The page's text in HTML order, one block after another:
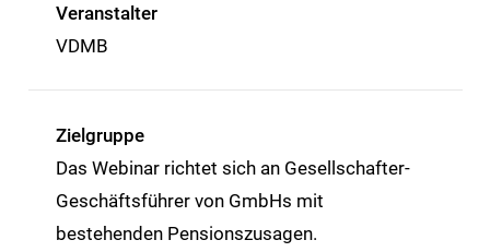
Veranstalter
VDMB
Zielgruppe
Das Webinar richtet sich an Gesellschafter-
Geschäftsführer von GmbHs mit
bestehenden Pensionszusagen.